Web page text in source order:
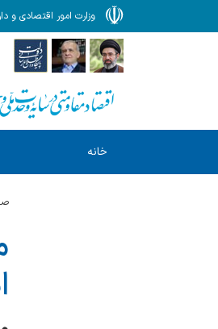
وزارت امور اقتصادی و
خانه